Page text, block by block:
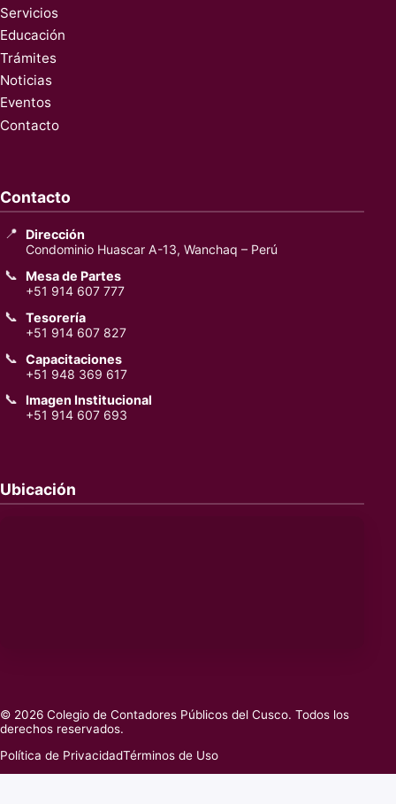
Servicios
Educación
Trámites
Noticias
Eventos
Contacto
Contacto
📍
Dirección
Condominio Huascar A-13, Wanchaq – Perú
📞
Mesa de Partes
+51 914 607 777
📞 Tesorería
+51 914 607 827
📞 Capacitaciones
+51 948 369 617
📞
Imagen Institucional
+51 914 607 693
Ubicación
© 2026 Colegio de Contadores Públicos del Cusco. Todos los
derechos reservados.
Política de PrivacidadTérminos de Uso